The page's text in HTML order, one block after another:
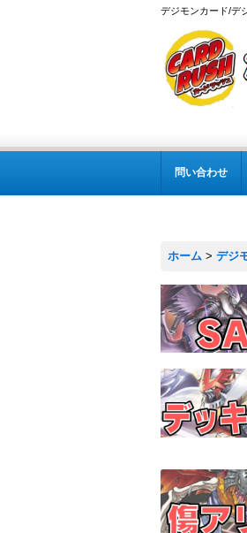
デジモンカード/デ
問い合わせ
ホーム > デジ